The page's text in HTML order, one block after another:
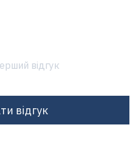
відгук
відгук